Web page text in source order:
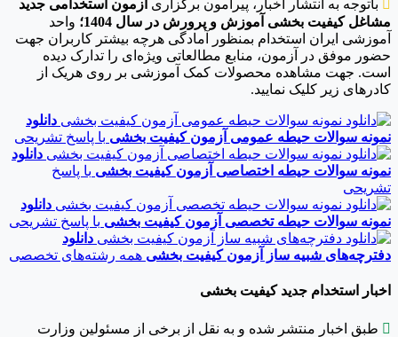
 باتوجه به انتشار اخبار، پیرامون برگزاری آزمون استخدامی جدید
مشاغل کیفیت بخشی آموزش و پرورش در سال 1404؛
واحد
آموزشی ایران استخدام بمنظور آمادگی هرچه بیشتر کاربران جهت
حضور موفق در آزمون، منابع مطالعاتی ویژه‌ای را تدارک دیده
است. جهت مشاهده محصولات کمک آموزشی بر روی هریک از
کادرهای زیر کلیک نمایید.
دانلود
نمونه سوالات حیطه عمومی آزمون کیفیت بخشی با پاسخ تشریحی
دانلود
نمونه سوالات حیطه اختصاصی آزمون کیفیت بخشی با پاسخ
تشریحی
دانلود
نمونه سوالات حیطه تخصصی آزمون کیفیت بخشی با پاسخ تشریحی
دانلود
دفترچه‌های شبیه ساز آزمون کیفیت بخشی همه رشته‌های تخصصی
اخبار استخدام جدید کیفیت بخشی
 طبق اخبار منتشر شده و به نقل از برخی از مسئولین وزارت